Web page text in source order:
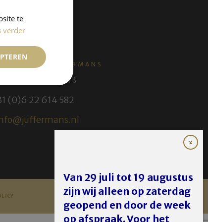
JUFFERMANS
(0) 30 231 14 63
(0)6 22 614 582
Van 29 juli tot 19 augustus
zijn wij alleen op zaterdag
geopend en door de week
op afspraak. Voor het
te
verder